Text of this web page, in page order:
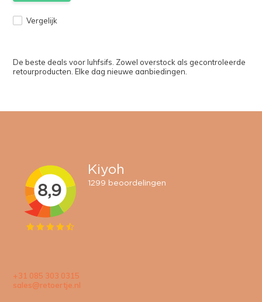
Vergelijk
De beste deals voor Iuhfsifs. Zowel overstock als gecontroleerde
retourproducten. Elke dag nieuwe aanbiedingen.
+31 085 303 0315
sales@retoertje.nl